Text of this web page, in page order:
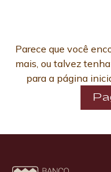
Parece que você
mais, ou talvez
para a página